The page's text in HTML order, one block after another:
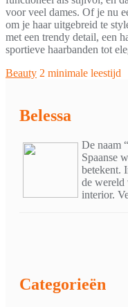
voor veel dames. Of je nu
om je haar uitgebreid te
met een trendy detail, een
sportieve haarbanden tot
Beauty 2 minimale leestijd
Belessa
De naam
Spaanse
betekent.
de wereld
interior.
Categorieën